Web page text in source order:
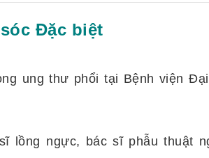
Đặc biệt
ung thư phổi tại Bệnh viện
lồng ngực, bác sĩ phẫu thuật